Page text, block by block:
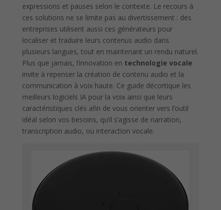
expressions et pauses selon le contexte. Le recours à
ces solutions ne se limite pas au divertissement : des
entreprises utilisent aussi ces générateurs pour
localiser et traduire leurs contenus audio dans
plusieurs langues, tout en maintenant un rendu naturel.
Plus que jamais, l’innovation en technologie vocale
invite à repenser la création de contenu audio et la
communication à voix haute. Ce guide décortique les
meilleurs logiciels IA pour la voix ainsi que leurs
caractéristiques clés afin de vous orienter vers l’outil
idéal selon vos besoins, qu’il s’agisse de narration,
transcription audio, ou interaction vocale.